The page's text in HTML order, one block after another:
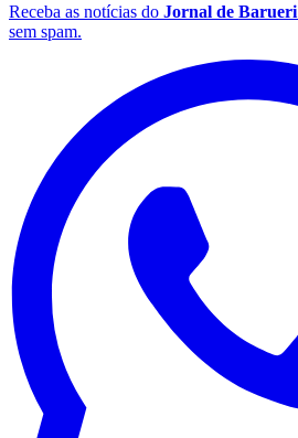
Santos
Receba as notícias do Jornal de Barueri
sem spam.